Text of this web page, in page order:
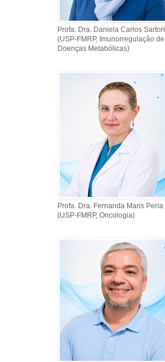
Profa. Dra. Daniela Carlos Sartori
(USP-FMRP, Imunorregulação de
Doenças Metabólicas)
Profa. Dra. Fernanda Maris Peria
(USP-FMRP, Oncologia)